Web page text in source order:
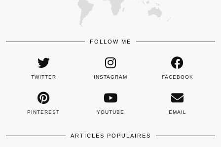
FOLLOW ME
TWITTER INSTAGRAM FACEBOOK
PINTEREST YOUTUBE EMAIL
ARTICLES POPULAIRES